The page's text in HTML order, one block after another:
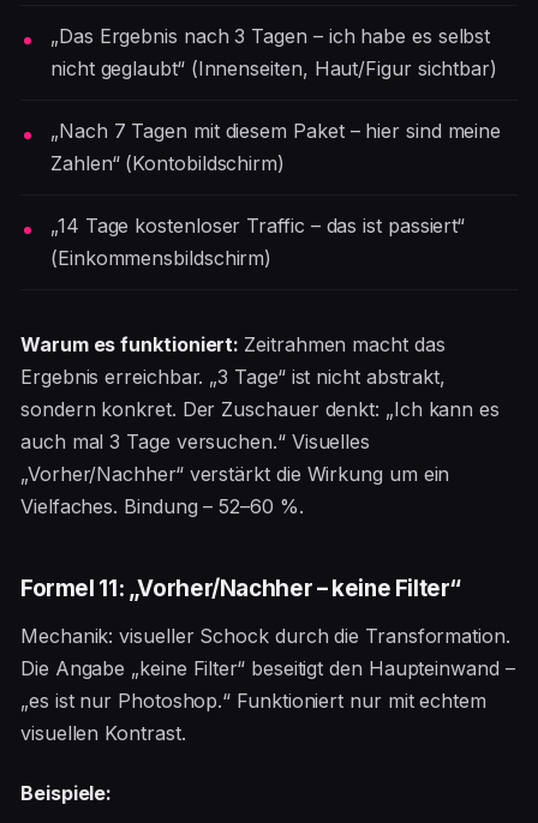
„Das Ergebnis nach 3 Tagen – ich habe es selbst
nicht geglaubt“ (Innenseiten, Haut/Figur sichtbar)
„Nach 7 Tagen mit diesem Paket – hier sind meine
Zahlen“ (Kontobildschirm)
„14 Tage kostenloser Traffic – das ist passiert“
(Einkommensbildschirm)
Warum es funktioniert: Zeitrahmen macht das
Ergebnis erreichbar. „3 Tage“ ist nicht abstrakt,
sondern konkret. Der Zuschauer denkt: „Ich kann es
auch mal 3 Tage versuchen.“ Visuelles
„Vorher/Nachher“ verstärkt die Wirkung um ein
Vielfaches. Bindung – 52–60 %.
Formel 11: „Vorher/Nachher – keine Filter“
Mechanik: visueller Schock durch die Transformation.
Die Angabe „keine Filter“ beseitigt den Haupteinwand –
„es ist nur Photoshop.“ Funktioniert nur mit echtem
visuellen Kontrast.
Beispiele: